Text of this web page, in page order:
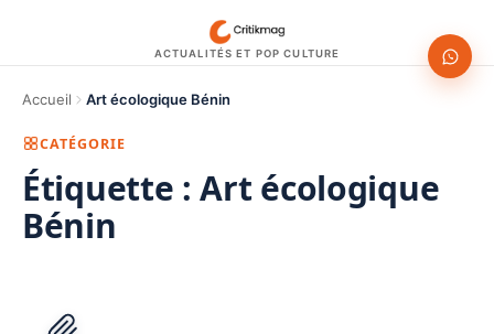
ACTUALITÉS ET POP CULTURE
Accueil Art écologique Bénin
CATÉGORIE
Étiquette :Art écologique
Bénin
PUBLICITÉ